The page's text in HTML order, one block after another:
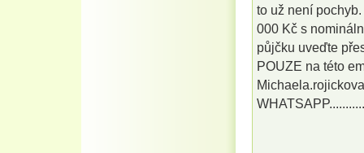
to už není
000 Kč s
půjčku uveďte
POUZE na této